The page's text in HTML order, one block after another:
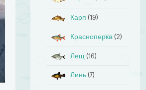
Карп (19)
Красноперка (2)
Лещ (16)
Линь (7)